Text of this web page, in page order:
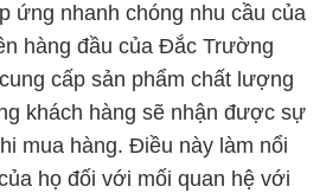
ứng nhanh chóng nhu cầu của
hàng đầu của Đắc Trường
cấp sản phẩm chất lượng
khách hàng sẽ nhận được sự
mua hàng. Điều này làm nổi
họ đối với mối quan hệ với